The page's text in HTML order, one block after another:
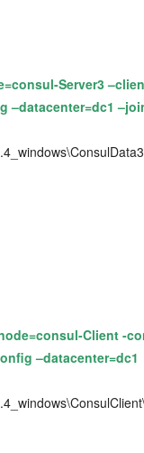
Server3
Client -
–datacenter=dc1